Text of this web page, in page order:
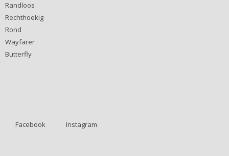
Randloos
Rechthoekig
Rond
Wayfarer
Butterfly
Facebook Instagram